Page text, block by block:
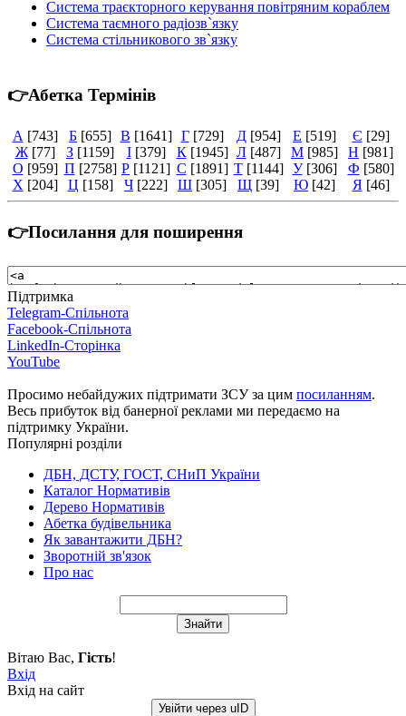
Система траєкторного керування повітряним кораблем
Система таємного радіозв`язку
Система стільникового зв`язку
👉Абетка Термінів
А [743] Б [655] В [1641] Г [729] Д [954] Е [519] Є [29]
Ж [77] З [1159] І [379] К [1945] Л [487] М [985] Н [981]
О [959] П [2758] Р [1121] С [1891] Т [1144] У [306] Ф [580]
Х [204] Ц [158] Ч [222] Ш [305] Щ [39] Ю [42] Я [46]
👉Посилання для поширення
Підтримка
Telegram-Спільнота
Facebook-Спільнота
LinkedIn-Сторінка
YouTube
Просимо небайдужих підтримати ЗСУ за цим посиланням.
Весь прибуток від банерної реклами ми передаємо на
підтримку України.
Популярні розділи
ДБН, ДСТУ, ГОСТ, СНиП України
Каталог Нормативів
Дерево Нормативів
Абетка будівельника
Як завантажити ДБН?
Зворотній зв'язок
Про нас
Вітаю Вас, Гість!
Вхід
Вхід на сайт
Увійти через uID